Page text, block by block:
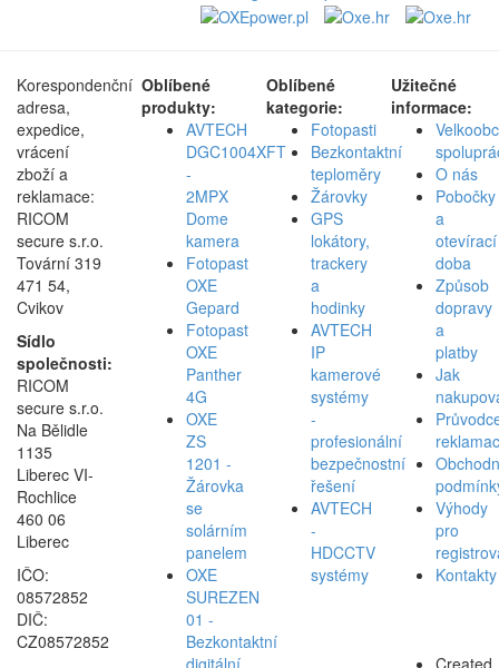
Korespondenční
adresa,
expedice,
vrácení
zboží a
reklamace:
RICOM
secure s.r.o.
Tovární 319
471 54,
Cvikov
Sídlo
společnosti:
RICOM
secure s.r.o.
Na Bělidle
1135
Liberec VI-
Rochlice
460 06
Liberec
IČO:
08572852
DIČ:
CZ08572852
Oblíbené
produkty:
AVTECH
DGC1004XFT
-
2MPX
Dome
kamera
Fotopast
OXE
Gepard
Fotopast
OXE
Panther
4G
OXE
ZS
1201 -
Žárovka
se
solárním
panelem
OXE
SUREZEN
01 -
Bezkontaktní
digitální
Oblíbené
kategorie:
Fotopasti
Bezkontaktní
teploměry
Žárovky
GPS
lokátory,
trackery
a
hodinky
AVTECH
IP
kamerové
systémy
-
profesionální
bezpečnostní
řešení
AVTECH
-
HDCCTV
systémy
Užitečné
informace:
O nás
Pobočky
a
otevírací
doba
Způsob
dopravy
a
platby
Jak
Výhody
pro
Kontakty
Created